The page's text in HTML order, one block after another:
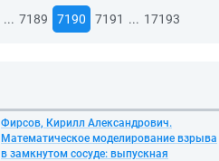
... 7189 7190 7191 ... 17193
Фирсов, Кирилл Александрович.
Математическое моделирование взрыва
в замкнутом сосуде: выпускная